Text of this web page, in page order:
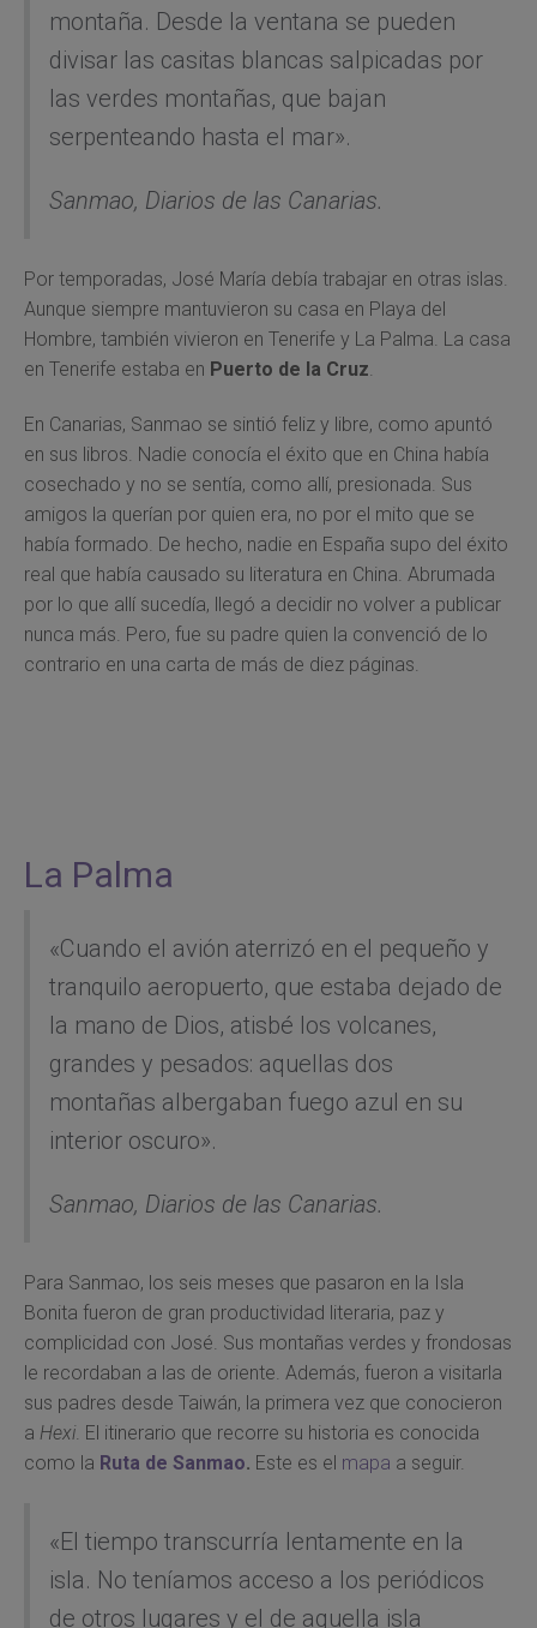
montaña. Desde la ventana se pueden
divisar las casitas blancas salpicadas por
las verdes montañas, que bajan
serpenteando hasta el mar».
Sanmao, Diarios de las Canarias.
Por temporadas, José María debía trabajar en otras islas.
Aunque siempre mantuvieron su casa en Playa del
Hombre, también vivieron en Tenerife y La Palma. La casa
en Tenerife estaba en Puerto de la Cruz.
En Canarias, Sanmao se sintió feliz y libre, como apuntó
en sus libros. Nadie conocía el éxito que en China había
cosechado y no se sentía, como allí, presionada. Sus
amigos la querían por quien era, no por el mito que se
había formado. De hecho, nadie en España supo del éxito
real que había causado su literatura en China. Abrumada
por lo que allí sucedía, llegó a decidir no volver a publicar
nunca más. Pero, fue su padre quien la convenció de lo
contrario en una carta de más de diez páginas.
La Palma
«Cuando el avión aterrizó en el pequeño y
tranquilo aeropuerto, que estaba dejado de
la mano de Dios, atisbé los volcanes,
grandes y pesados: aquellas dos
montañas albergaban fuego azul en su
interior oscuro».
Sanmao, Diarios de las Canarias.
Para Sanmao, los seis meses que pasaron en la Isla
Bonita fueron de gran productividad literaria, paz y
complicidad con José. Sus montañas verdes y frondosas
le recordaban a las de oriente. Además, fueron a visitarla
sus padres desde Taiwán, la primera vez que conocieron
a Hexi. El itinerario que recorre su historia es conocida
como la Ruta de Sanmao. Este es el mapa a seguir.
«El tiempo transcurría lentamente en la
isla. No teníamos acceso a los periódicos
de otros lugares y el de aquella isla